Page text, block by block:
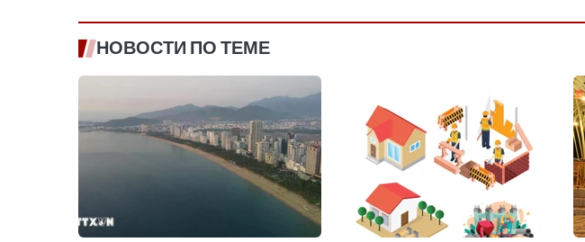
НОВОСТИ ПО ТЕМЕ